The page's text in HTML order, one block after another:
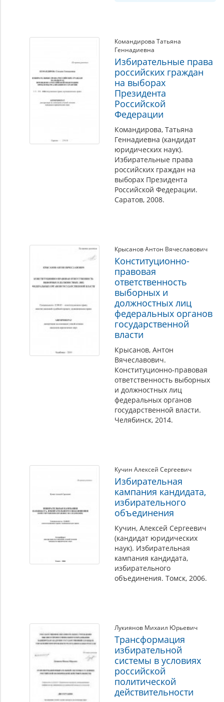
Командирова Татьяна
Геннадиевна
Избирательные права
российских граждан
на выборах
Президента
Российской
Федерации
Командирова, Татьяна
Геннадиевна (кандидат
юридических наук).
Избирательные права
российских граждан на
выборах Президента
Российской Федерации.
Саратов, 2008.
Крысанов Антон Вячеславович
Конституционно-
правовая
ответственность
выборных и
должностных лиц
федеральных органов
государственной
власти
Крысанов, Антон
Вячеславович.
Конституционно-правовая
ответственность выборных
и должностных лиц
федеральных органов
государственной власти.
Челябинск, 2014.
Кучин Алексей Сергеевич
Избирательная
кампания кандидата,
избирательного
объединения
Кучин, Алексей Сергеевич
(кандидат юридических
наук). Избирательная
кампания кандидата,
избирательного
объединения. Томск, 2006.
Лукиянов Михаил Юрьевич
Трансформация
избирательной
системы в условиях
российской
политической
действительности